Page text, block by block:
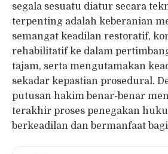
segala sesuatu diatur secara
terpenting adalah keberanian
semangat keadilan restoratif,
rehabilitatif ke dalam
tajam, serta mengutamakan
sekadar kepastian prosedural.
putusan hakim benar-benar
terakhir proses penegakan
berkeadilan dan bermanfaat